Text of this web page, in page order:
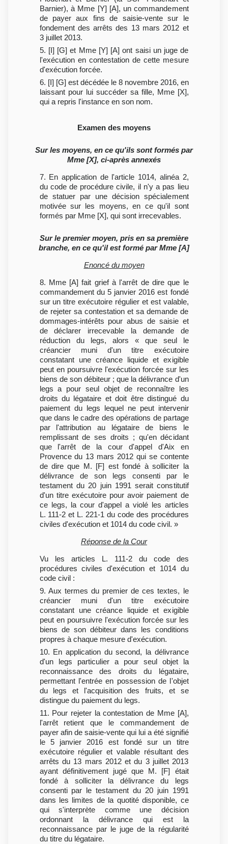
Barnier), à Mme [Y] [A], un commandement
de payer aux fins de saisie-vente sur le
fondement des arrêts des 13 mars 2012 et
3 juillet 2013.
5. [I] [G] et Mme [Y] [A] ont saisi un juge de
l'exécution en contestation de cette mesure
d'exécution forcée.
6. [I] [G] est décédée le 8 novembre 2016, en
laissant pour lui succéder sa fille, Mme [X],
qui a repris l'instance en son nom.
Examen des moyens
Sur les moyens, en ce qu'ils sont formés par
Mme [X], ci-après annexés
7. En application de l'article 1014, alinéa 2,
du code de procédure civile, il n'y a pas lieu
de statuer par une décision spécialement
motivée sur les moyens, en ce qu'il sont
formés par Mme [X], qui sont irrecevables.
Sur le premier moyen, pris en sa première
branche, en ce qu'il est formé par Mme [A]
Enoncé du moyen
8. Mme [A] fait grief à l'arrêt de dire que le
commandement du 5 janvier 2016 est fondé
sur un titre exécutoire régulier et est valable,
de rejeter sa contestation et sa demande de
dommages-intérêts pour abus de saisie et
de déclarer irrecevable la demande de
réduction du legs, alors « que seul le
créancier muni d'un titre exécutoire
constatant une créance liquide et exigible
peut en poursuivre l'exécution forcée sur les
biens de son débiteur ; que la délivrance d'un
legs a pour seul objet de reconnaître les
droits du légataire et doit être distingué du
paiement du legs lequel ne peut intervenir
que dans le cadre des opérations de partage
par l'attribution au légataire de biens le
remplissant de ses droits ; qu'en décidant
que l'arrêt de la cour d'appel d'Aix en
Provence du 13 mars 2012 qui se contente
de dire que M. [F] est fondé à solliciter la
délivrance de son legs consenti par le
testament du 20 juin 1991 serait constitutif
d'un titre exécutoire pour avoir paiement de
ce legs, la cour d'appel a violé les articles
L. 111-2 et L. 221-1 du code des procédures
civiles d'exécution et 1014 du code civil. »
Réponse de la Cour
Vu les articles L. 111-2 du code des
procédures civiles d'exécution et 1014 du
code civil :
9. Aux termes du premier de ces textes, le
créancier muni d'un titre exécutoire
constatant une créance liquide et exigible
peut en poursuivre l'exécution forcée sur les
biens de son débiteur dans les conditions
propres à chaque mesure d'exécution.
10. En application du second, la délivrance
d'un legs particulier a pour seul objet la
reconnaissance des droits du légataire,
permettant l'entrée en possession de l'objet
du legs et l'acquisition des fruits, et se
distingue du paiement du legs.
11. Pour rejeter la contestation de Mme [A],
l'arrêt retient que le commandement de
payer afin de saisie-vente qui lui a été signifié
le 5 janvier 2016 est fondé sur un titre
exécutoire régulier et valable résultant des
arrêts du 13 mars 2012 et du 3 juillet 2013
ayant définitivement jugé que M. [F] était
fondé à solliciter la délivrance du legs
consenti par le testament du 20 juin 1991
dans les limites de la quotité disponible, ce
qui s'interprète comme une décision
ordonnant la délivrance qui est la
reconnaissance par le juge de la régularité
du titre du légataire.